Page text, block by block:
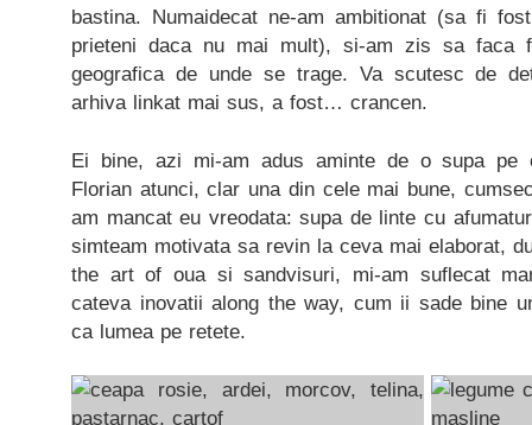
bastina. Numaidecat ne-am ambitionat (sa fi
prieteni daca nu mai mult), si-am zis sa faca
geografica de unde se trage. Va scutesc de
arhiva linkat mai sus, a fost… crancen.
Ei bine, azi mi-am adus aminte de o supa pe
Florian atunci, clar una din cele mai bune,
am mancat eu vreodata: supa de linte cu
simteam motivata sa revin la ceva mai elaborat,
the art of oua si sandvisuri, mi-am suflecat
cateva inovatii along the way, cum ii sade bine
ca lumea pe retete.